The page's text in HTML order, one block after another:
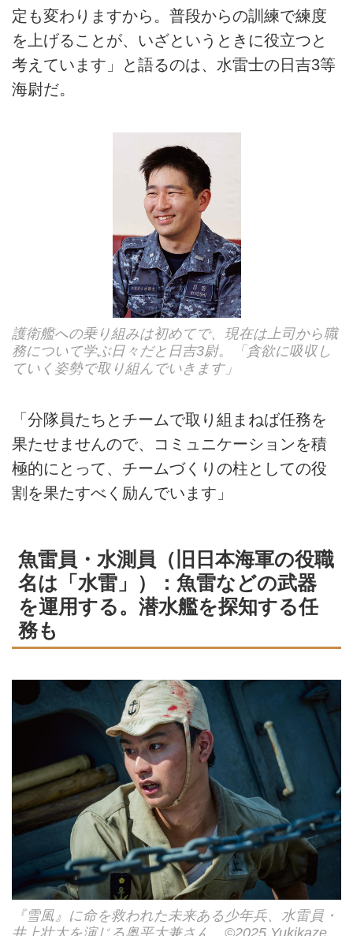
定も変わりますから。普段からの訓練で練度
を上げることが、いざというときに役立つと
考えています」と語るのは、水雷士の日吉3等
海尉だ。
護衛艦への乗り組みは初めてで、現在は上司から職
務について学ぶ日々だと日吉3尉。「貪欲に吸収し
ていく姿勢で取り組んでいきます」
「分隊員たちとチームで取り組まねば任務を
果たせませんので、コミュニケーションを積
極的にとって、チームづくりの柱としての役
割を果たすべく励んでいます」
魚雷員・水測員（旧日本海軍の役職
名は「水雷」）：魚雷などの武器
を運用する。潜水艦を探知する任
務も
『雪風』に命を救われた未来ある少年兵、水雷員・
井上壮太を演じる奥平大兼さん ©2025 Yukikaze